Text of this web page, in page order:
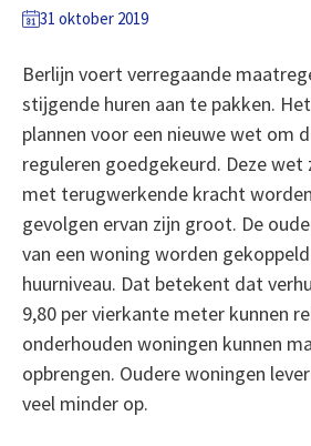
31 oktober 2019
Berlijn voert verregaande
stijgende huren aan te pakken.
plannen voor een nieuwe wet om
reguleren goedgekeurd. Deze wet
met terugwerkende kracht
gevolgen ervan zijn groot. De
van een woning worden
huurniveau. Dat betekent dat
9,80 per vierkante meter kunnen
onderhouden woningen kunnen
opbrengen. Oudere woningen
veel minder op.